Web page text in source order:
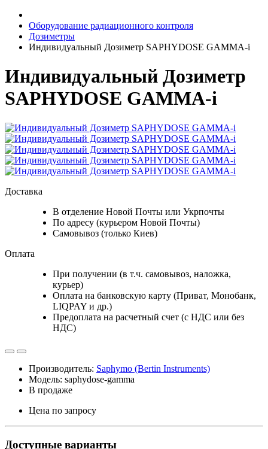
Оборудование радиационного контроля
Дозиметры
Индивидуальный Дозиметр SAPHYDOSE GAMMA-i
Индивидуальный Дозиметр
SAPHYDOSE GAMMA-i
Доставка
В отделение Новой Почты или Укрпочты
По адресу (курьером Новой Почты)
Самовывоз (только Киев)
Оплата
При получении (в т.ч. самовывоз, наложка,
курьер)
Оплата на банковскую карту (Приват, Монобанк,
LIQPAY и др.)
Предоплата на расчетный счет (с НДС или без
НДС)
Производитель: Saphymo (Bertin Instruments)
Модель: saphydose-gamma
В продаже
Цена по запросу
Доступные варианты